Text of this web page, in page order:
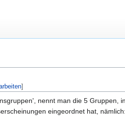
]
nennt man die 5
eingeordnet hat, nämlich: